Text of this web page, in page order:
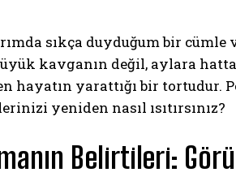
sıkça duyduğum bir
kavganın değil, aylara
hayatın yarattığı bir tortudur.
yeniden nasıl ısıtırsınız?
Belirtileri: